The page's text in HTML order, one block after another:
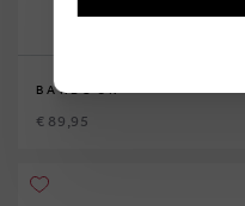
BARBOUR
€ 89,95